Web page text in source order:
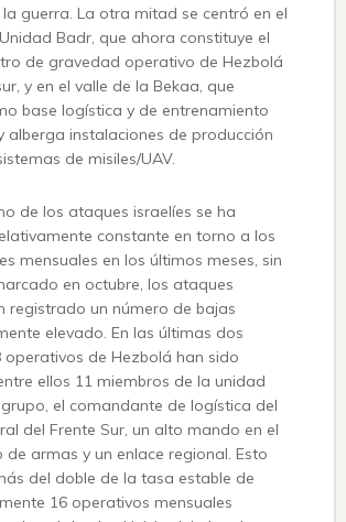
guerra. La otra mitad se centró en el
Badr, que ahora constituye el
de gravedad operativo de Hezbolá
y en el valle de la Bekaa, que
base logística y de entrenamiento
alberga instalaciones de producción
de misiles/UAV.
de los ataques israelíes se ha
constante en torno a los
mensuales en los últimos meses, sin
en octubre, los ataques
registrado un número de bajas
elevado. En las últimas dos
operativos de Hezbolá han sido
ellos 11 miembros de la unidad
el comandante de logística del
del Frente Sur, un alto mando en el
de armas y un enlace regional. Esto
del doble de la tasa estable de
16 operativos mensuales